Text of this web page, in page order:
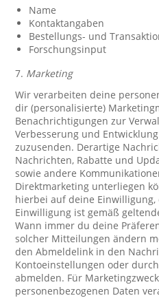
Name
Kontaktangaben
Bestellungs- und
Forschungsinput
7. Marketing
Wir verarbeiten deine
dir (personalisierte)
Benachrichtigungen zur
Verbesserung und
zuzusenden. Derartige
Nachrichten, Rabatte und
sowie andere
Direktmarketing unterliegen
hierbei auf deine Einwilligung,
Einwilligung ist gemäß
Wann immer du deine
solcher Mitteilungen ändern
den Abmeldelink in den
Kontoeinstellungen oder
abmelden. Für
personenbezogenen Daten